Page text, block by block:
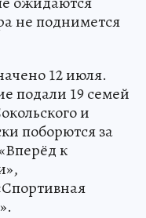
не поднимется
12 июля.
подали 19 семей
и
поборются за
к